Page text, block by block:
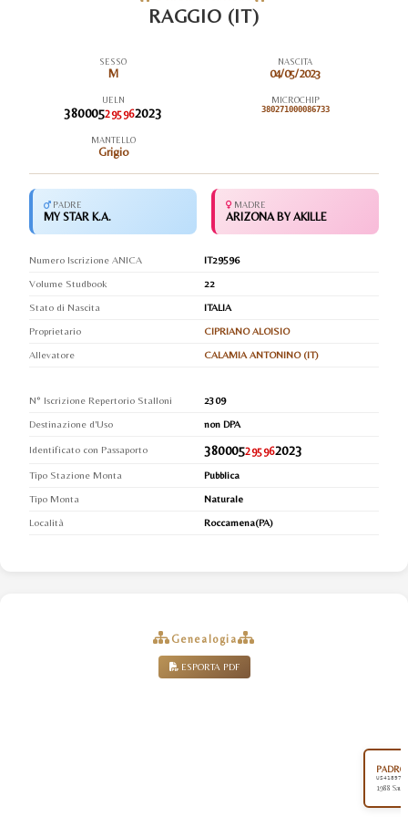
RAGGIO (IT)
SESSO
M
NASCITA
04/05/2023
UELN
380005295962023
MICROCHIP
380271000086733
MANTELLO
Grigio
PADRE
MY STAR K.A.
MADRE
ARIZONA BY AKILLE
Numero Iscrizione ANICA
IT29596
Volume Studbook
22
Stato di Nascita
ITALIA
Proprietario
CIPRIANO ALOISIO
Allevatore
CALAMIA ANTONINO (IT)
N° Iscrizione Repertorio Stalloni
2309
Destinazione d'Uso
non DPA
Identificato con Passaporto 380005295962023
Tipo Stazione Monta
Pubblica
Tipo Monta
Naturale
Località
Roccamena(PA)
Genealogia
ESPORTA PDF
US418979
1988 Sauro